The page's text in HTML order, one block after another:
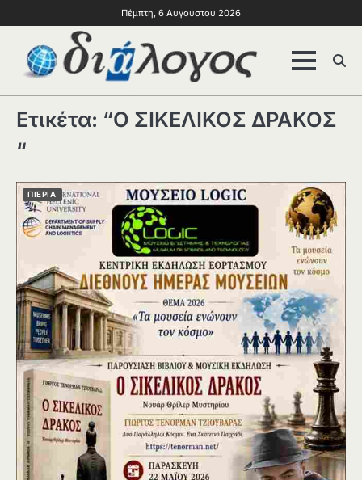
Πέμπτη, 6 Αυγούστου 2026
Ετικέτα: “Ο ΣΙΚΕΛΙΚΟΣ ΔΡΑΚΟΣ
“
ΠΙΕΡΙΑ